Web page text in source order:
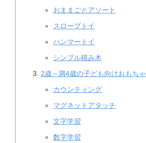
おままごとアソート
スロープトイ
ハンマートイ
シンプル積み木
2歳～満4歳の子ども向けおもちゃ
カウンティング
マグネットアタッチ
文字学習
数字学習